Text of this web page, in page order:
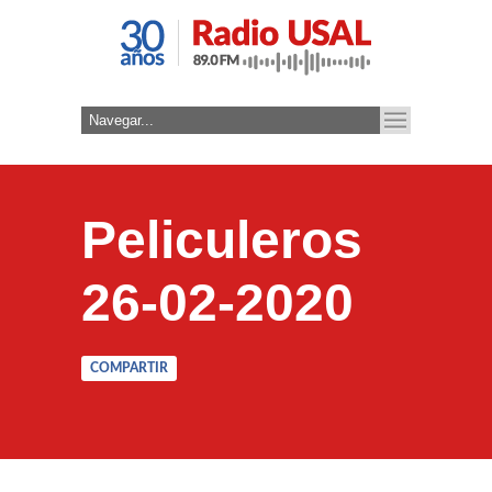
Peliculeros
26-02-2020
COMPARTIR